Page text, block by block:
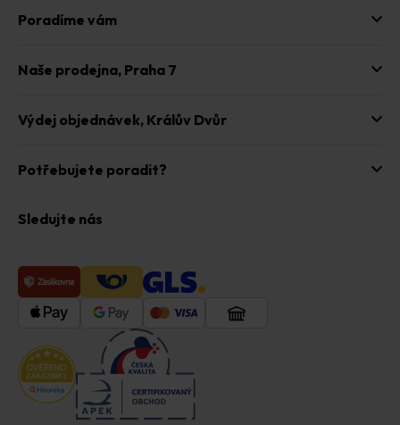
Poradíme vám
Naše prodejna, Praha 7
Výdej objednávek, Králův Dvůr
Potřebujete poradit?
Sledujte nás